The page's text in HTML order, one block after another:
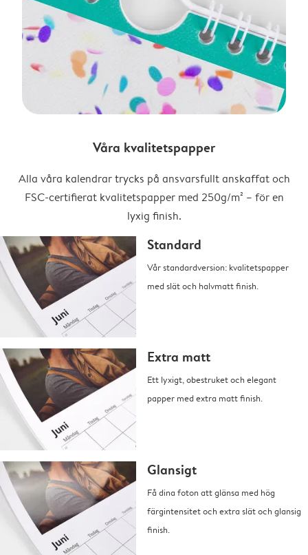
Våra kvalitetspapper
Alla våra kalendrar trycks på ansvarsfullt anskaffat och
FSC-certifierat kvalitetspapper med 250g/m² – för en
lyxig finish.
Standard
Vår standardversion: kvalitetspapper
med slät och halvmatt finish.
Extra matt
Ett lyxigt, obestruket och elegant
papper med extra matt finish.
Glansigt
Få dina foton att glänsa med hög
färgintensitet och extra slät och glansig
finish.